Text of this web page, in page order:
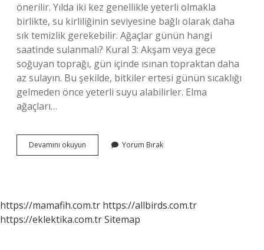
önerilir. Yılda iki kez genellikle yeterli olmakla
birlikte, su kirliliğinin seviyesine bağlı olarak daha
sık temizlik gerekebilir. Ağaçlar günün hangi
saatinde sulanmalı? Kural 3: Akşam veya gece
soğuyan toprağı, gün içinde ısınan topraktan daha
az sulayın. Bu şekilde, bitkiler ertesi günün sıcaklığı
gelmeden önce yeterli suyu alabilirler. Elma
ağaçları…
Devamını okuyun
Ne
Yorum Bırak
https://mamafih.com.tr https://allbirds.com.tr
https://eklektika.com.trSitemap